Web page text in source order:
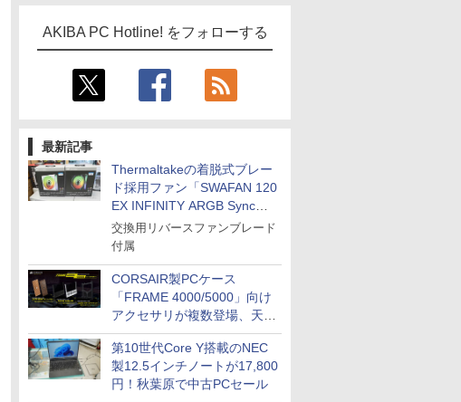
AKIBA PC Hotline! をフォローする
最新記事
Thermaltakeの着脱式ブレー
ド採用ファン「SWAFAN 120
EX INFINITY ARGB Sync」
に単品パッケージ
交換用リバースファンブレード
付属
CORSAIR製PCケース
「FRAME 4000/5000」向け
アクセサリが複数登場、天然
木製パネルや背面コネクタ対
応トレイなど
第10世代Core Y搭載のNEC
製12.5インチノートが17,800
円！秋葉原で中古PCセール